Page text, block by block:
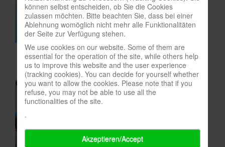
In eigener Sache-On our own behalf
Archivierte Meldungen-News archive
können selbst entscheiden, ob Sie die Cookies
zulassen möchten. Bitte beachten Sie, dass bei einer
Ablehnung womöglich nicht mehr alle Funktionalitäten
der Seite zur Verfügung stehen.
We use cookies on our website. Some of them are
essential for the operation of the site, while others help
us to improve this website and the user experience
(tracking cookies). You can decide for yourself whether
you want to allow the cookies. Please note that if you
refuse, you may not be able to use all the
functionalities of the site.
.
Akzeptieren/Accept